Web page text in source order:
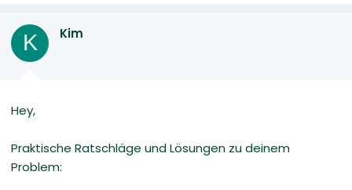
K Kim
Hey,
Praktische Ratschläge und Lösungen zu deinem
Problem: